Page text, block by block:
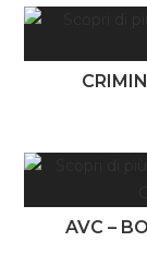
AVC –